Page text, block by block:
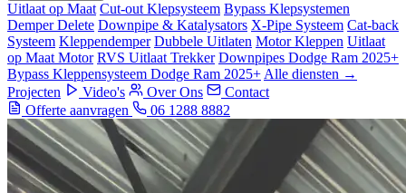
Uitlaat op Maat Cut-out Klepsysteem Bypass Klepsystemen
Demper Delete Downpipe & Katalysators X-Pipe Systeem Cat-back
Systeem Kleppendemper Dubbele Uitlaten Motor Kleppen Uitlaat
op Maat Motor RVS Uitlaat Trekker Downpipes Dodge Ram 2025+
Bypass Kleppensysteem Dodge Ram 2025+ Alle diensten →
Projecten
Video's Over Ons
Contact
Offerte aanvragen
06 1288 8882